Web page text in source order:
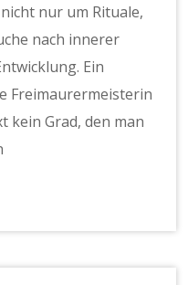
nur um Rituale,
nach innerer
Ein
Freimaurermeisterin
kein Grad, den man